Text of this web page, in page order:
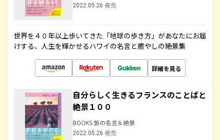
2022.05.26 発売
世界を４０年以上歩いてきた「地球の歩き方」があなたにお届
けする、人生を輝かせるハワイの名言と癒やしの絶景集
詳細を見る
自分らしく生きるフランスのことばと
絶景１００
BOOKS 旅の名言＆絶景
2022.05.26 発売